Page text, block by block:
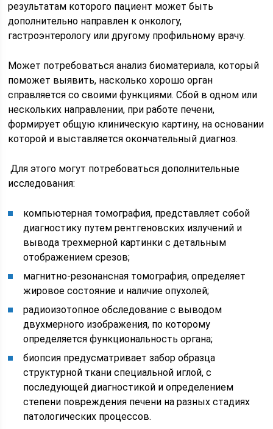
результатам которого пациент может быть
дополнительно направлен к онкологу,
гастроэнтерологу или другому профильному врачу.
Может потребоваться анализ биоматериала, который
поможет выявить, насколько хорошо орган
справляется со своими функциями. Сбой в одном или
нескольких направлении, при работе печени,
формирует общую клиническую картину, на основании
которой и выставляется окончательный диагноз.
Для этого могут потребоваться дополнительные
исследования:
компьютерная томография, представляет собой
диагностику путем рентгеновских излучений и
вывода трехмерной картинки с детальным
отображением срезов;
магнитно-резонансная томография, определяет
жировое состояние и наличие опухолей;
радиоизотопное обследование с выводом
двухмерного изображения, по которому
определяется функциональность органа;
биопсия предусматривает забор образца
структурной ткани специальной иглой, с
последующей диагностикой и определением
степени повреждения печени на разных стадиях
патологических процессов.